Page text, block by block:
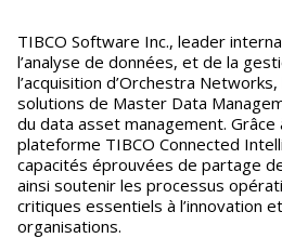
TIBCO Software Inc., leader international de l’intégration, de
l’analyse de données, et de la
l’acquisition d’Orchestra
solutions de Master Data
du data asset management. Grâce
plateforme TIBCO Connected
capacités éprouvées de partage
ainsi soutenir les processus
critiques essentiels à l’innovation
organisations.